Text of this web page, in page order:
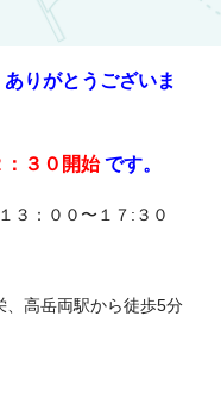
ありがとうございま
：３０開始です。
３：００〜１７:３０
岳両駅から徒歩5分